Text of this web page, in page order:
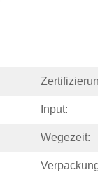
Input:
Wegezeit: